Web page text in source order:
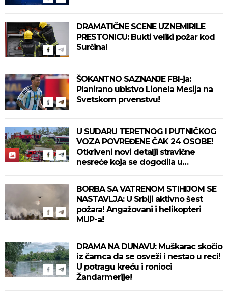
DRAMATIČNE SCENE UZNEMIRILE
PRESTONICU: Bukti veliki požar kod
Surčina!
ŠOKANTNO SAZNANJE FBI-ja:
Planirano ubistvo Lionela Mesija na
Svetskom prvenstvu!
U SUDARU TERETNOG I PUTNIČKOG
VOZA POVREĐENE ČAK 24 OSOBE!
Otkriveni novi detalji stravične
nesreće koja se dogodila u
BORBA SA VATRENOM STIHIJOM SE
NASTAVLJA: U Srbiji aktivno šest
požara! Angažovani i helikopteri
MUP-a!
DRAMA NA DUNAVU: Muškarac skočio
iz čamca da se osveži i nestao u reci!
U potragu kreću i ronioci
Žandarmerije!